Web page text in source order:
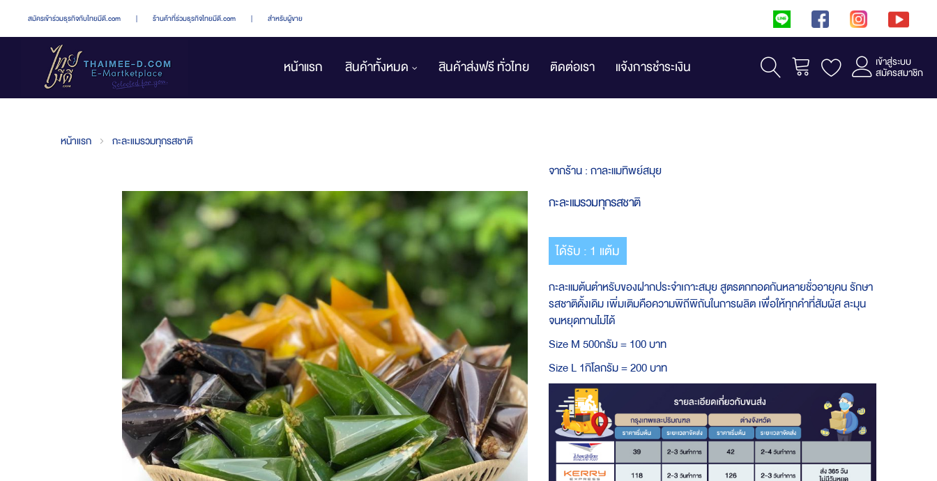
สมัครเข้าร่วมธุรกิจกับไทยมีดี.com | ร้านค้าที่ร่วมธุรกิจไทยมีดี.com | สำหรับผู้ขาย
หน้าแรก สินค้าทั้งหมด สินค้าส่งฟรี ทั่วไทย ติดต่อเรา แจ้งการชำระเงิน รถเข็น เข้าสู่ระบบ
สมัครสมาชิก
หน้าแรก กะละแมรวมทุกรสชาติ
จากร้าน :กาละแมทิพย์สมุย
กะละแมรวมทุกรสชาติ
ได้รับ : 1 แต้ม
กะละแมต้นตำหรับของฝากประจำเกาะสมุย สูตรตกทอดกันหลายชั่วอายุคน รักษา
รสชาติดั้งเดิม เพิ่มเติมคือความพิถีพิถันในการผลิต เพื่อให้ทุกคำที่สัมผัส ละมุน
จนหยุดทานไม่ได้
Size M 500กรัม = 100 บาท
Size L 1กิโลกรัม = 200 บาท